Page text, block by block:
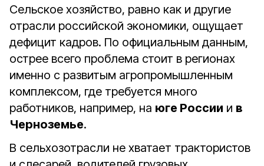
Сельское хозяйство, равно как и другие
отрасли российской экономики, ощущает
дефицит кадров. По официальным данным,
острее всего проблема стоит в регионах
именно с развитым агропромышленным
комплексом, где требуется много
работников, например, на юге России и в
Черноземье.
В сельхозотрасли не хватает трактористов